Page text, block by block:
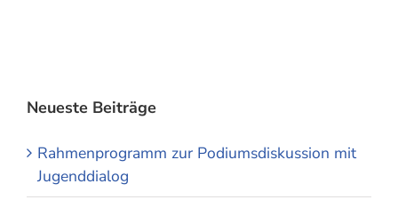
Neueste Beiträge
Rahmenprogramm zur Podiumsdiskussion mit
Jugenddialog